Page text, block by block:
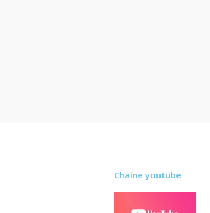
Chaine youtube